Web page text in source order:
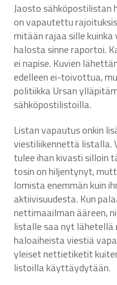
Jaosto sähköpostilistan
on vapautettu
mitään rajaa sille
halosta sinne raportoi.
ei napise. Kuvien
edelleen ei-toivottua,
politiikka Ursan
sähköpostilistoilla.
Listan vapautus onkin
viestiliikennettä listalla.
tulee ihan kivasti silloin
tosin on hiljentynyt,
lomista enemmän kuin
aktiivisuudesta. Kun
nettimaailman ääreen,
listalle saa nyt
haloaiheista viestiä
yleiset nettietiketit
listoilla käyttäydytään.